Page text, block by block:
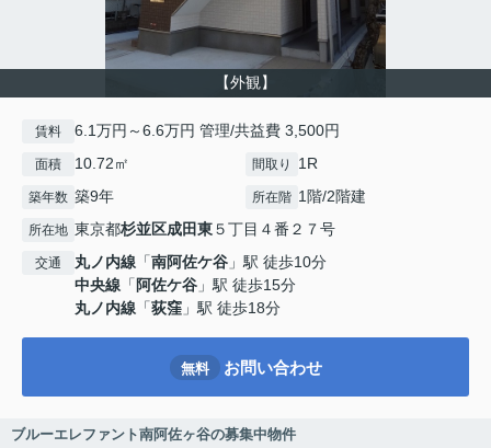
【外観】
賃料 6.1万円～6.6万円 管理/共益費 3,500円
面積 10.72㎡ 間取り 1R
築年数 築9年 所在階 1階/2階建
所在地 東京都杉並区成田東５丁目４番２７号
交通 丸ノ内線 「南阿佐ケ谷 」駅 徒歩10分
中央線 「 阿佐ケ谷 」駅 徒歩15分
丸ノ内線 「荻窪 」駅 徒歩18分
無料 お問い合わせ
ブルーエレファント南阿佐ヶ谷の募集中物件